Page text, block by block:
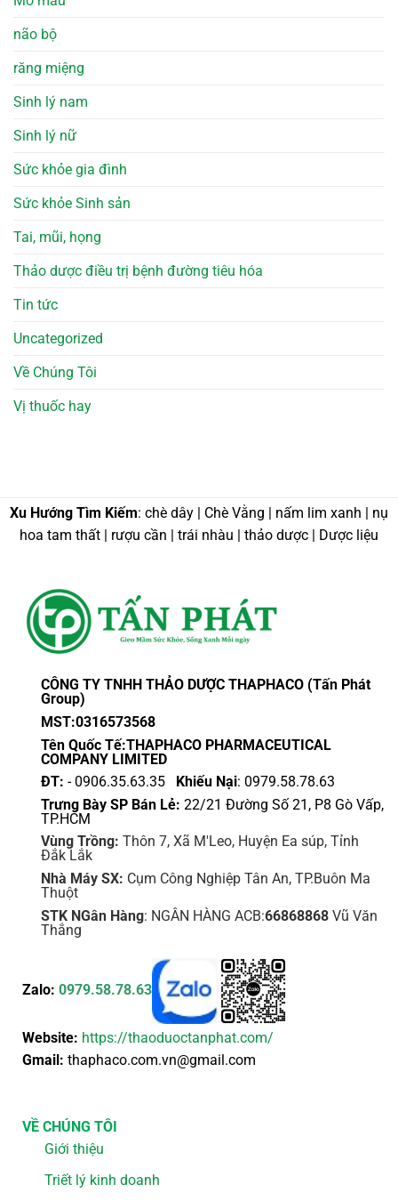
não bộ
răng miệng
Sinh lý nam
Sinh lý nữ
Sức khỏe gia đình
Sức khỏe Sinh sản
Tai, mũi, họng
Thảo dược điều trị bệnh đường tiêu hóa
Tin tức
Uncategorized
Về Chúng Tôi
Vị thuốc hay
Xu Hướng Tìm Kiếm: chè dây | Chè Vằng | nấm lim xanh | nụ
hoa tam thất | rượu cần | trái nhàu | thảo dược | Dược liệu
CÔNG TY TNHH THẢO DƯỢC THAPHACO (Tấn Phát
Group)
MST:0316573568
Tên Quốc Tế:THAPHACO PHARMACEUTICAL
COMPANY LIMITED
ĐT: - 0906.35.63.35 Khiếu Nại: 0979.58.78.63
Trưng Bày SP Bán Lẻ: 22/21 Đường Số 21, P8 Gò Vấp,
TP.HCM
Vùng Trồng: Thôn 7, Xã M'Leo, Huyện Ea súp, Tỉnh
Đắk Lắk
Nhà Máy SX: Cụm Công Nghiệp Tân An, TP.Buôn Ma
Thuột
STK NGân Hàng: NGÂN HÀNG ACB:66868868Vũ Văn
Thắng
Zalo: 0979.58.78.63
Website: https://thaoduoctanphat.com/
Gmail: thaphaco.com.vn@gmail.com
VỀ CHÚNG TÔI
Giới thiệu
Triết lý kinh doanh